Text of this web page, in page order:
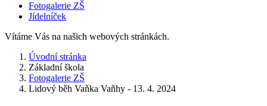
Fotogalerie ZŠ
Jídelníček
Vítáme Vás na našich webových stránkách.
Úvodní stránka
Základní škola
Fotogalerie ZŠ
Lidový běh Vaňka Vaňhy - 13. 4. 2024